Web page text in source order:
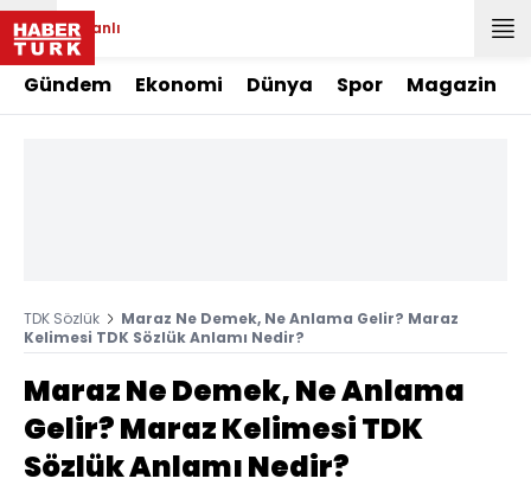
Canlı
Gündem Ekonomi Dünya Spor Magazin
TDK Sözlük
Maraz Ne Demek, Ne Anlama Gelir? Maraz
Kelimesi TDK Sözlük Anlamı Nedir?
Maraz Ne Demek, Ne Anlama
Gelir? Maraz Kelimesi TDK
Sözlük Anlamı Nedir?